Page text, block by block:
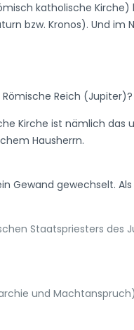
katholische
bzw. Kronos). Und im
Reich (Jupiter)?
Kirche ist nämlich das
Hausherrn.
Gewand gewechselt.
Staatspriesters des
und